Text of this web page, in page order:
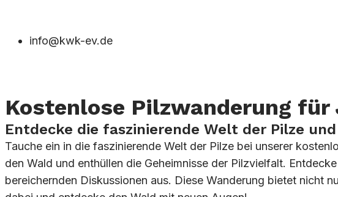
info@kwk-ev.de
Kostenlose Pilzwanderung
Entdecke die faszinierende Welt der Pilze
Tauche ein in die faszinierende Welt der Pilze bei unserer
den Wald und enthüllen die Geheimnisse der Pilzvielfalt.
bereichernden Diskussionen aus. Diese Wanderung bietet nicht